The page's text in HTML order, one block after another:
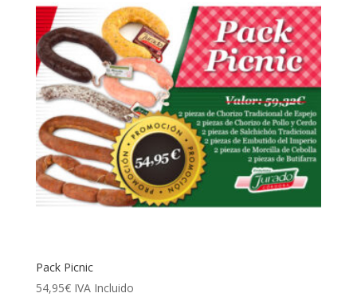
Pack Picnic
54,95€ IVA Incluido